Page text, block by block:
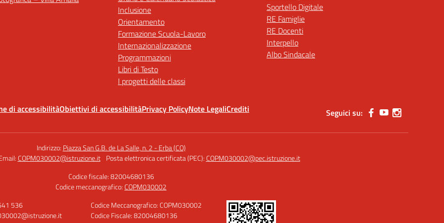
Inclusione
Orientamento
Formazione Scuola-Lavoro
Internazionalizzazione
Programmazioni
Libri di Testo
I progetti delle classi
Sportello Digitale
RE Famiglie
RE Docenti
Interpello
Albo Sindacale
di accessibilitàObiettivi di accessibilitàPrivacy PolicyNote LegaliCrediti Seguici su:
Indirizzo: Piazza San G.B. de La Salle, n. 2 - Erba (CO)
COPM030002@istruzione.it Posta elettronica certificata (PEC): COPM030002@pec.istruzione.it
Codice fiscale: 82004680136
Codice meccanografico: COPM030002
536
Codice Meccanografico: COPM030002
Codice Fiscale: 82004680136